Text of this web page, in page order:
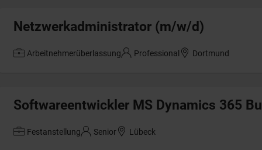
Netzwerkadministrator (m/w/d)
Arbeitnehmerüberlassung Professional Dortmund
Softwareentwickler MS Dynamics 365
Festanstellung Senior Lübeck